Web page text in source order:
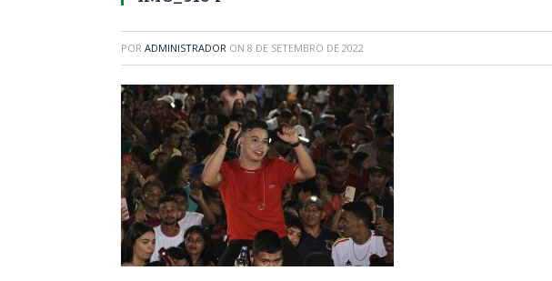
POR ADMINISTRADOR ON 8 DE SETEMBRO DE 2022